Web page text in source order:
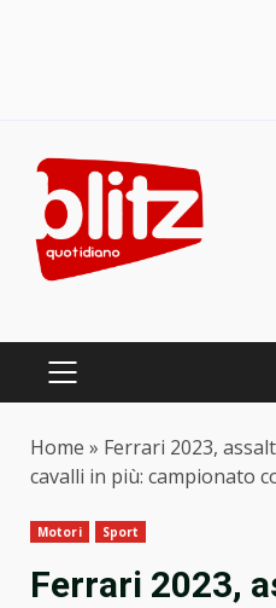
content
PRIMARY
Home » Ferrari 2023,
cavalli in più: campionato
Motori Sport
Ferrari 2023,